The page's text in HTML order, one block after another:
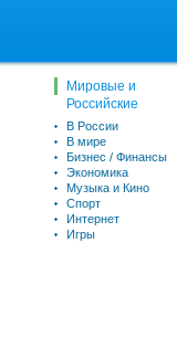
Мировые и
Российские
В России
В мире
Бизнес / Финансы
Экономика
Музыка и Кино
Спорт
Интернет
Игры